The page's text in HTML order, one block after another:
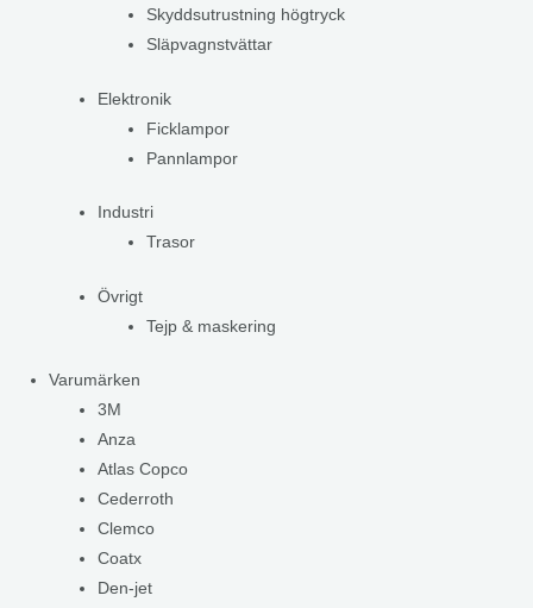
Skyddsutrustning högtryck
Släpvagnstvättar
Elektronik
Ficklampor
Pannlampor
Industri
Trasor
Övrigt
Tejp & maskering
Varumärken
3M
Anza
Atlas Copco
Cederroth
Clemco
Coatx
Den-jet